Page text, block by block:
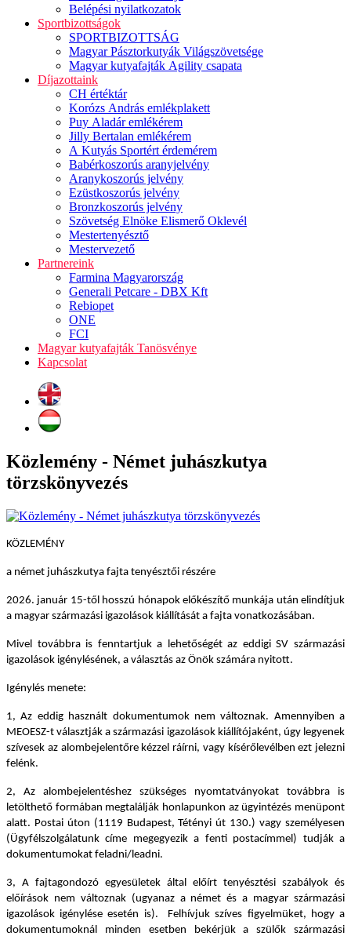
Belépési nyilatkozatok
Sportbizottságok
SPORTBIZOTTSÁG
Magyar Pásztorkutyák Világszövetsége
Magyar kutyafajták Agility csapata
Díjazottaink
CH értéktár
Korózs András emlékplakett
Puy Aladár emlékérem
Jilly Bertalan emlékérem
A Kutyás Sportért érdemérem
Babérkoszorús aranyjelvény
Aranykoszorús jelvény
Ezüstkoszorús jelvény
Bronzkoszorús jelvény
Szövetség Elnöke Elismerő Oklevél
Mestertenyésztő
Mestervezető
Partnereink
Farmina Magyarország
Generali Petcare - DBX Kft
Rebiopet
ONE
FCI
Magyar kutyafajták Tanösvénye
Kapcsolat
Közlemény - Német juhászkutya
törzskönyvezés
KÖZLEMÉNY
a német juhászkutya fajta tenyésztői részére
2026. január 15-től hosszú hónapok előkészítő munkája után elindítjuk
a magyar származási igazolások kiállítását a fajta vonatkozásában.
Mivel továbbra is fenntartjuk a lehetőségét az eddigi SV származási
igazolások igénylésének, a választás az Önök számára nyitott.
Igénylés menete:
1, Az eddig használt dokumentumok nem változnak. Amennyiben a
MEOESZ-t választják a származási igazolások kiállítójaként, úgy legyenek
szívesek az alombejelentőre kézzel ráírni, vagy kísérőlevélben ezt jelezni
felénk.
2, Az alombejelentéshez szükséges nyomtatványokat továbbra is
letölthető formában megtalálják honlapunkon az ügyintézés menüpont
alatt. Postai úton (1119 Budapest, Tétényi út 130.) vagy személyesen
(Ügyfélszolgálatunk címe megegyezik a fenti postacímmel) tudják a
dokumentumokat feladni/leadni.
3, A fajtagondozó egyesületek által előírt tenyésztési szabályok és
előírások nem változnak (ugyanaz a német és a magyar származási
igazolások igénylése esetén is). Felhívjuk szíves figyelmüket, hogy a
dokumentumoknál minden esetben bekérjük a szülők származási